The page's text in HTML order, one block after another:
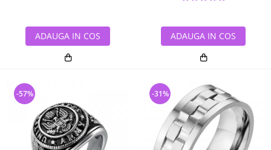
ADAUGA IN COS ADAUGA IN COS
-57% -31%